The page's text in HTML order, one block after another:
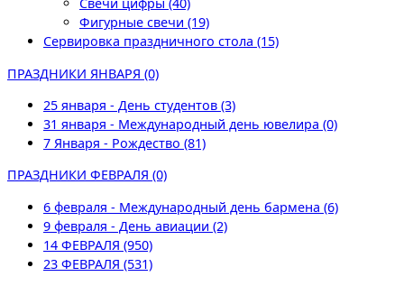
Фигурные свечи (19)
Сервировка праздничного стола (15)
ПРАЗДНИКИ ЯНВАРЯ (0)
25 января - День студентов (3)
31 января - Международный день ювелира (0)
7 Января - Рождество (81)
ПРАЗДНИКИ ФЕВРАЛЯ (0)
6 февраля - Международный день бармена (6)
9 февраля - День авиации (2)
14 ФЕВРАЛЯ (950)
23 ФЕВРАЛЯ (531)